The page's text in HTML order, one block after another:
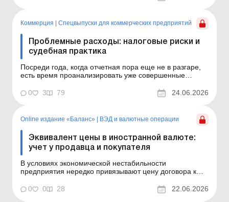
особенности возникают, если между отгрузкой и
вопросы &nd...
Коммерция | Спецвыпуски для коммерческих предприятий
Проблемные расходы: налоговые риски и
судебная практика
Посреди года, когда отчетная пора еще не в разгаре,
есть время проанализировать уже совершенные
некоторые спорные вопросы по расходам
откладываются, а ситуации обостряются при закрытии
предупредить руководство и к...
0 3 79 24.06.2026
Online издание «Баланс» ВЭД и валютные операции
Эквивалент цены в иностранной валюте:
учет у продавца и покупателя
В условиях экономической нестабильности
предприятия нередко привязывают цену договора к
колебаний курса. В статье рассмотрим особенности
бухгалтерского и налогового учета таких операций у
0 0 28 22.06.2026